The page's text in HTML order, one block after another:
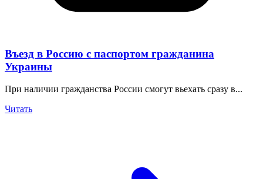
Въезд в Россию с паспортом гражданина
Украины
При наличии гражданства России смогут вьехать сразу в...
Читать